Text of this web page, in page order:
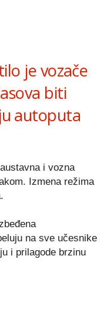
je vozače
biti
autoputa
i vozna
Izmena režima
na sve učesnike
i prilagode brzinu